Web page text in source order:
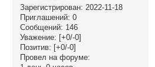
Зарегистрирован: 2022-11-18
Приглашений: 0
Сообщений: 146
Уважение: [+0/-0]
Позитив: [+0/-0]
Провел на форуме: